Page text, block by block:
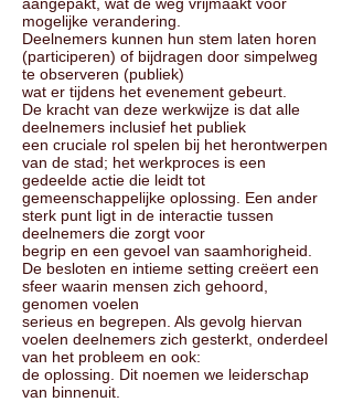
mogelijke verandering.
Deelnemers kunnen hun stem laten horen
(participeren) of bijdragen door simpelweg
te observeren (publiek)
wat er tijdens het evenement gebeurt.
De kracht van deze werkwijze is dat alle
deelnemers inclusief het publiek
een cruciale rol spelen bij het herontwerpen
van de stad; het werkproces is een
gedeelde actie die leidt tot
gemeenschappelijke oplossing. Een ander
sterk punt ligt in de interactie tussen
deelnemers die zorgt voor
begrip en een gevoel van saamhorigheid.
De besloten en intieme setting creëert een
sfeer waarin mensen zich gehoord,
genomen voelen
serieus en begrepen. Als gevolg hiervan
voelen deelnemers zich gesterkt, onderdeel
van het probleem en ook:
de oplossing. Dit noemen we leiderschap
van binnenuit.